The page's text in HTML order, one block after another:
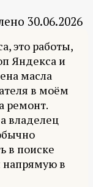
30.06.2026
это работы,
Яндекса и
масла
в моём
ремонт.
владелец
в поиске
напрямую в